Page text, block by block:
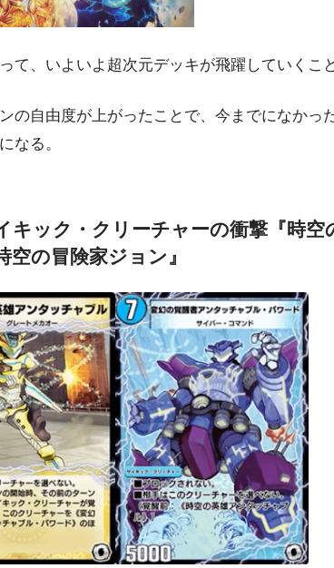
て、いよいよ超次元デッキが飛躍していくこ
の自由度が上がったことで、今までになかっ
なる。
キック・クリーチャーの衝撃『時
空の冒険家ジョン』